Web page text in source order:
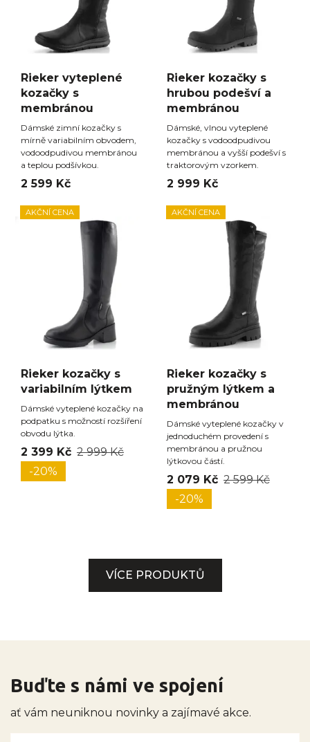
Rieker vyteplené
kozačky s
membránou
Dámské zimní kozačky s
mírně variabilním obvodem,
vodoodpudivou membránou
a teplou podšívkou.
2 599 Kč
Rieker kozačky s
hrubou podešví a
membránou
Dámské, vlnou vyteplené
kozačky s vodoodpudivou
membránou a vyšší podešví s
traktorovým vzorkem.
2 999 Kč
AKČNÍ CENA
Rieker kozačky s
variabilním lýtkem
Dámské vyteplené kozačky na
podpatku s možností rozšíření
obvodu lýtka.
2 399 Kč 2 999 Kč
-20%
AKČNÍ CENA
Rieker kozačky s
pružným lýtkem a
membránou
Dámské vyteplené kozačky v
jednoduchém provedení s
membránou a pružnou
lýtkovou částí.
2 079 Kč 2 599 Kč
-20%
VÍCE PRODUKTŮ
Buďte s námi ve spojení
ať vám neuniknou novinky a zajímavé akce.